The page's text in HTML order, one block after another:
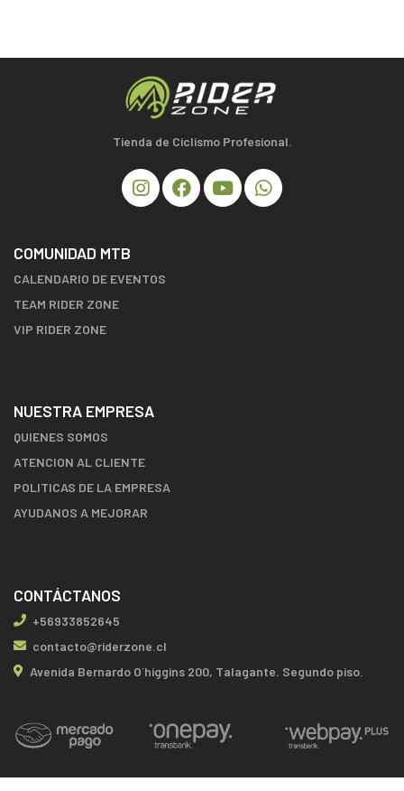
Tienda de Ciclismo Profesional.
COMUNIDAD MTB
CALENDARIO DE EVENTOS
TEAM RIDER ZONE
VIP RIDER ZONE
NUESTRA EMPRESA
QUIENES SOMOS
ATENCION AL CLIENTE
POLITICAS DE LA EMPRESA
AYUDANOS A MEJORAR
CONTÁCTANOS
+56933852645
contacto@riderzone.cl
Avenida Bernardo O´higgins 200, Talagante. Segundo piso.